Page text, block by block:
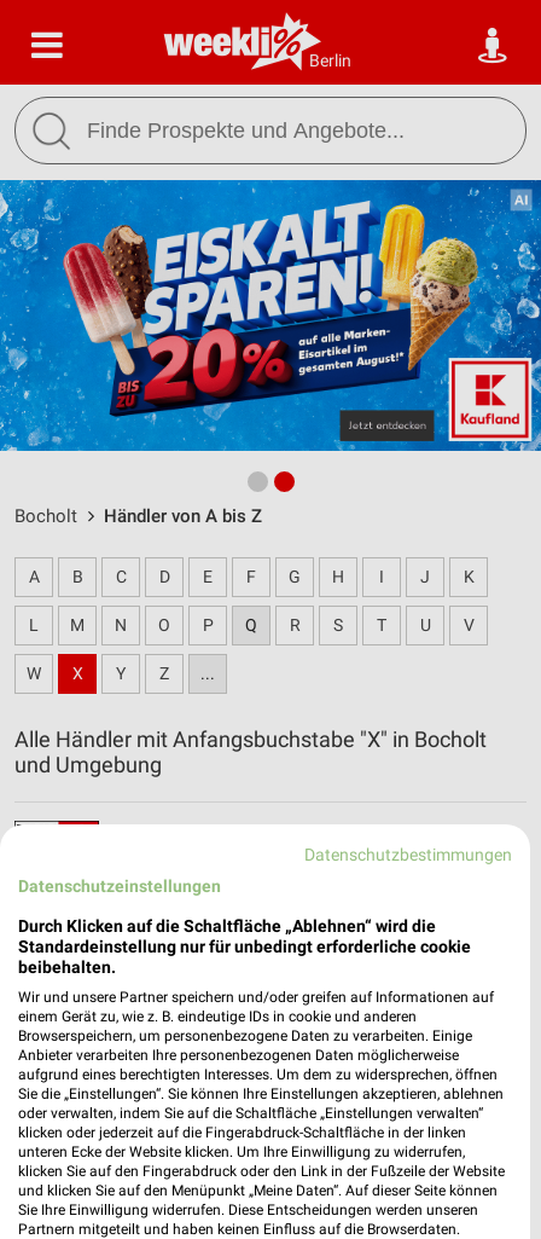
Berlin
Bocholt Händler von A bis Z
A B C D E F G H I J K
L M N O P Q R S T U V
W X Y Z ...
Alle Händler mit Anfangsbuchstabe "X" in Bocholt
und Umgebung
Noch mehr Angebote in
der weekli App!
Datenschutzbestimmungen
Datenschutzeinstellungen
Durch Klicken auf die Schaltfläche „Ablehnen“ wird die
Standardeinstellung nur für unbedingt erforderliche cookie
beibehalten.
Wir und unsere Partner speichern und/oder greifen auf Informationen auf
einem Gerät zu, wie z. B. eindeutige IDs in cookie und anderen
Browserspeichern, um personenbezogene Daten zu verarbeiten. Einige
Anbieter verarbeiten Ihre personenbezogenen Daten möglicherweise
aufgrund eines berechtigten Interesses. Um dem zu widersprechen, öffnen
Sie die „Einstellungen“. Sie können Ihre Einstellungen akzeptieren, ablehnen
oder verwalten, indem Sie auf die Schaltfläche „Einstellungen verwalten“
klicken oder jederzeit auf die Fingerabdruck-Schaltfläche in der linken
unteren Ecke der Website klicken. Um Ihre Einwilligung zu widerrufen,
klicken Sie auf den Fingerabdruck oder den Link in der Fußzeile der Website
und klicken Sie auf den Menüpunkt „Meine Daten“. Auf dieser Seite können
Sie Ihre Einwilligung widerrufen. Diese Entscheidungen werden unseren
Partnern mitgeteilt und haben keinen Einfluss auf die Browserdaten.